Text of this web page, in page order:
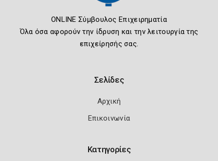
ONLINE Σύμβουλος Επιχειρηματία
Όλα όσα αφορούν την ίδρυση και την λειτουργία της
επιχείρησής σας.
Σελίδες
Αρχική
Επικοινωνία
Κατηγορίες